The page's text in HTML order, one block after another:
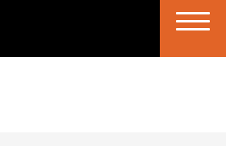
Toggle
"ID" on false in
files/wp-content/themes/fb/single-